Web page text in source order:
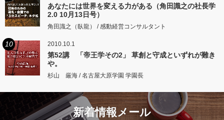
あなたには世界を変える力がある（角田識之の社長学
2.0 10月13日号）
角田識之（臥龍） / 感動経営コンサルタント
10 2010.10.1
第52講 「帝王学その2」 草創と守成といずれが難き
や。
杉山 厳海 / 名古屋大原学園 学園長
新着情報メール